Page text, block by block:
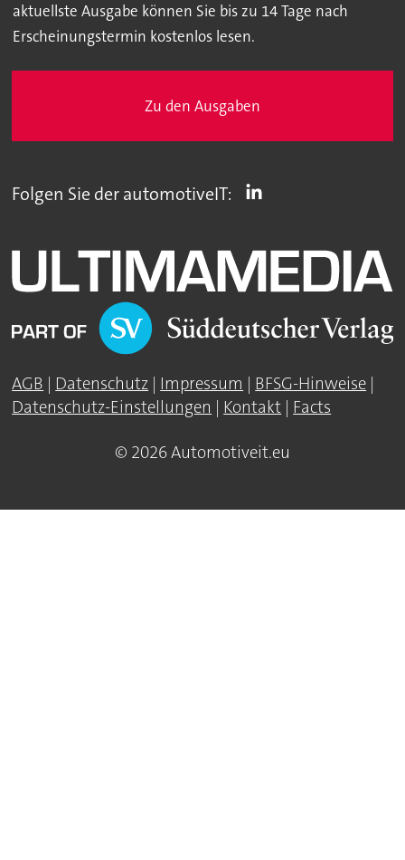
aktuellste Ausgabe können Sie bis zu 14 Tage nach
Erscheinungstermin kostenlos lesen.
Zu den Ausgaben
Folgen Sie der automotiveIT:
AGB | Datenschutz | Impressum | BFSG-Hinweise |
Datenschutz-Einstellungen | Kontakt | Facts
© 2026 Automotiveit.eu